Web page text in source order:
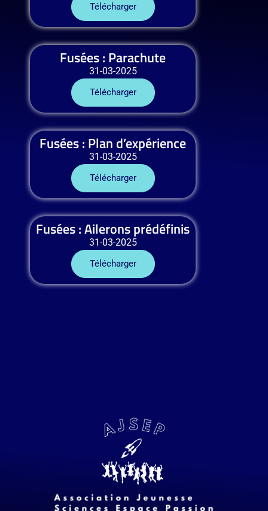
Télécharger
Fusées : Parachute
31-03-2025
Télécharger
Fusées : Plan d’expérience
31-03-2025
Télécharger
Fusées : Ailerons prédéfinis
31-03-2025
Télécharger